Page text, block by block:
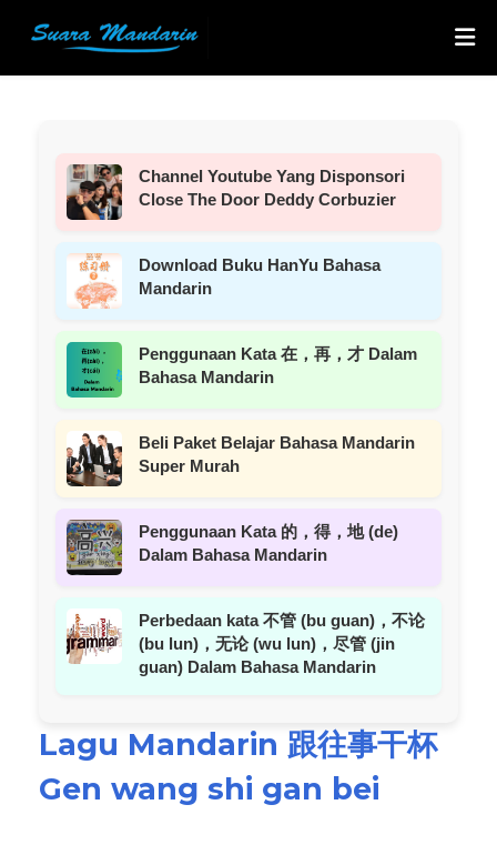
Channel Youtube Yang Disponsori
Close The Door Deddy Corbuzier
Download Buku HanYu Bahasa
Mandarin
Penggunaan Kata 在，再，才 Dalam
Bahasa Mandarin
Beli Paket Belajar Bahasa Mandarin
Super Murah
Penggunaan Kata 的，得，地 (de)
Dalam Bahasa Mandarin
Perbedaan kata 不管 (bu guan)，不论
(bu lun)，无论 (wu lun)，尽管 (jin
guan) Dalam Bahasa Mandarin
Lagu Mandarin 跟往事干杯
Gen wang shi gan bei